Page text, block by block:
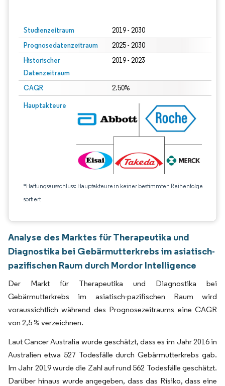
Studienzeitraum 2019 - 2030
Prognosedatenzeitraum 2025 - 2030
Historischer
Datenzeitraum
2019 - 2023
CAGR 2.50%
Hauptakteure
*Haftungsausschluss: Hauptakteure in keiner bestimmten Reihenfolge
sortiert
Analyse des Marktes für Therapeutika und
Diagnostika bei Gebärmutterkrebs im asiatisch-
pazifischen Raum durch Mordor Intelligence
Der Markt für Therapeutika und Diagnostika bei
Gebärmutterkrebs im asiatisch-pazifischen Raum wird
voraussichtlich während des Prognosezeitraums eine CAGR
von 2,5 % verzeichnen.
Laut Cancer Australia wurde geschätzt, dass es im Jahr 2016 in
Australien etwa 527 Todesfälle durch Gebärmutterkrebs gab.
Im Jahr 2019 wurde die Zahl auf rund 562 Todesfälle geschätzt.
Darüber hinaus wurde angegeben, dass das Risiko, dass eine